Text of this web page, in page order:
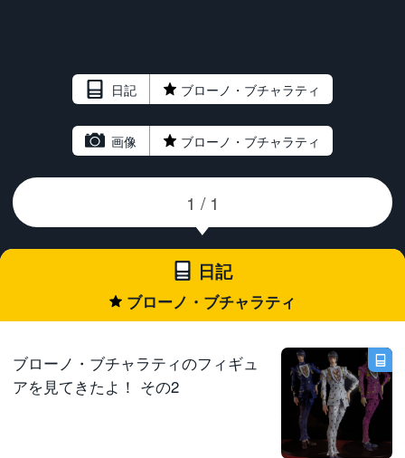
日記
★ ブローノ・ブチャラティ
画像
★ ブローノ・ブチャラティ
日記
ブローノ・ブチャラティ
ブローノ・ブチャラティのフィギュ
アを見てきたよ！ その2